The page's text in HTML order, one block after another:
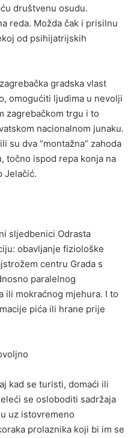
društvenu osudu.
reda. Možda čak i prisilnu
od psihijatrijskih
gradska vlast
omogućiti ljudima u nevolji
zagrebačkom trgu i to
nacionalnom junaku.
su dva “montažna” zahoda
točno ispod repa konja na
Jelačić.
sljedbenici Odrasta
obavljanje fiziološke
centru Grada s
paralelnog
ili mokraćnog mjehura. I to
pića ili hrane prije
kad se turisti, domaći ili
se osloboditi sadržaja
uz istovremeno
prolaznika koji bi im se